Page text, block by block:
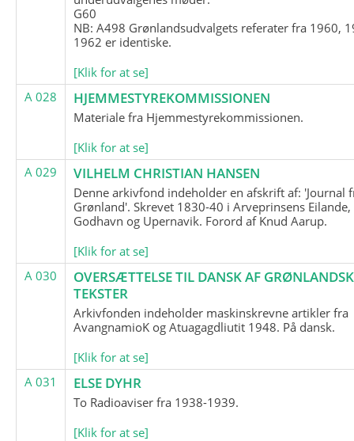
G60
NB: A498 Grønlandsudvalgets referater fra 1960,
1962 er identiske.
[Klik for at se]
A 028
HJEMMESTYREKOMMISSIONEN
Materiale fra Hjemmestyrekommissionen.
[Klik for at se]
A 029
VILHELM CHRISTIAN HANSEN
Denne arkivfond indeholder en afskrift af: 'Journal
Grønland'. Skrevet 1830-40 i Arveprinsens Eilande,
Godhavn og Upernavik. Forord af Knud Aarup.
[Klik for at se]
A 030
OVERSÆTTELSE TIL DANSK AF
TEKSTER
Arkivfonden indeholder maskinskrevne artikler fra
AvangnamioK og Atuagagdliutit 1948. På dansk.
[Klik for at se]
A 031
ELSE DYHR
To Radioaviser fra 1938-1939.
[Klik for at se]